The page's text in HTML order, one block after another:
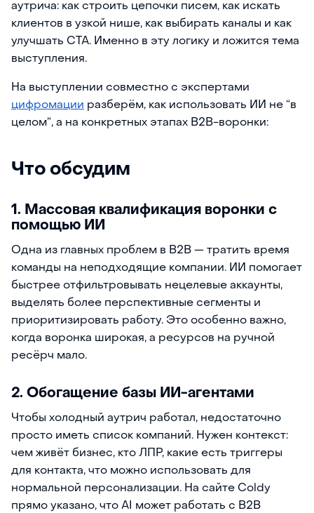
аутрича: как строить цепочки писем, как искать
клиентов в узкой нише, как выбирать каналы и как
улучшать CTA. Именно в эту логику и ложится тема
выступления.
На выступлении совместно с экспертами
цифромации разберём, как использовать ИИ не “в
целом”, а на конкретных этапах B2B-воронки:
Что обсудим
1. Массовая квалификация воронки с
помощью ИИ
Одна из главных проблем в B2B — тратить время
команды на неподходящие компании. ИИ помогает
быстрее отфильтровывать нецелевые аккаунты,
выделять более перспективные сегменты и
приоритизировать работу. Это особенно важно,
когда воронка широкая, а ресурсов на ручной
ресёрч мало.
2. Обогащение базы ИИ-агентами
Чтобы холодный аутрич работал, недостаточно
просто иметь список компаний. Нужен контекст:
чем живёт бизнес, кто ЛПР, какие есть триггеры
для контакта, что можно использовать для
нормальной персонализации. На сайте Coldy
прямо указано, что AI может работать с B2B